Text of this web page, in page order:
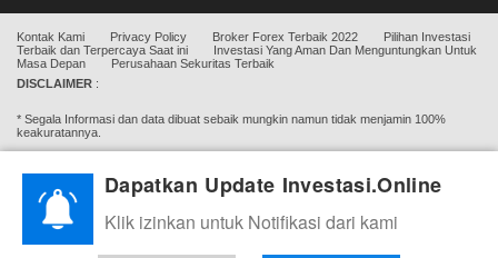
Kontak Kami Privacy Policy Broker Forex Terbaik 2022
Pilihan Investasi
Terbaik dan Terpercaya Saat ini
Investasi Yang Aman Dan Menguntungkan Untuk
Masa Depan
Perusahaan Sekuritas Terbaik
DISCLAIMER :
* Segala Informasi dan data dibuat sebaik mungkin namun tidak menjamin 100%
keakuratannya.
* Investasi.Online Tidak menghimpun dana, tidak mengajak ataupun mengharuskan
untuk berinvestasi. Investasi adalah beresiko, segala keputusan dan kerugian adalah
tanggung jawab Anda (pengunjung/pembaca) sendiri.
Dapatkan Update Investasi.Online
Klik izinkan untuk Notifikasi dari kami